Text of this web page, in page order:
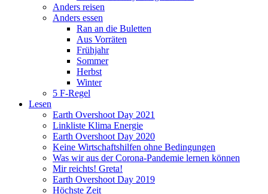
Anders reisen
Anders essen
Ran an die Buletten
Aus Vorräten
Frühjahr
Sommer
Herbst
Winter
5 F-Regel
Lesen
Earth Overshoot Day 2021
Linkliste Klima Energie
Earth Overshoot Day 2020
Keine Wirtschaftshilfen ohne Bedingungen
Was wir aus der Corona-Pandemie lernen können
Mir reichts! Greta!
Earth Overshoot Day 2019
Höchste Zeit